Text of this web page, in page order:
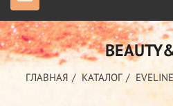
ГЛАВНАЯ КАТАЛОГ